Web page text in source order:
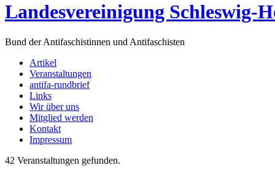
Landesvereinigung Schleswig-
Bund der Antifaschistinnen und Antifaschisten
Artikel
Veranstaltungen
antifa-rundbrief
Links
Wir über uns
Mitglied werden
Kontakt
Impressum
42 Veranstaltungen gefunden.